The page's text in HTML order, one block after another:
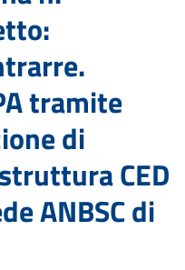
tramite
di
CED
ANBSC di